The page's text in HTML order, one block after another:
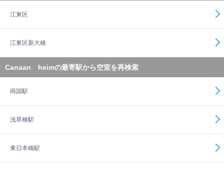
江東区
江東区新大橋
Canaan heimの最寄駅から空室を再検索
両国駅
浅草橋駅
東日本橋駅